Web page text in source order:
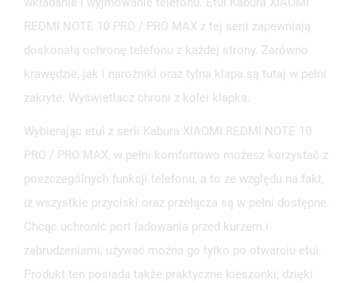
REDMI NOTE 10 PRO / PRO MAX z tej serii zapewniają
doskonałą ochronę telefonu z każdej strony. Zarówno
krawędzie, jak i narożniki oraz tylna klapa są tutaj w pełni
zakryte. Wyświetlacz chroni z kolei klapka.
Wybierając etui z serii Kabura XIAOMI REDMI NOTE 10
PRO / PRO MAX, w pełni komfortowo możesz korzystać z
poszczególnych funkcji telefonu, a to ze względu na fakt,
iż wszystkie przyciski oraz przełącza są w pełni dostępne.
Chcąc uchronić port ładowania przed kurzem i
zabrudzeniami, używać można go tylko po otwarciu etui.
Produkt ten posiada także praktyczne kieszonki, dzięki